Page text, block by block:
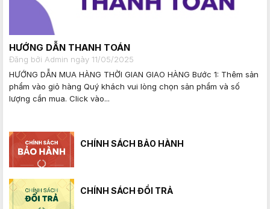
HƯỚNG DẪN THANH TOÁN
Đăng bởi Admin ngày 11/05/2025
HƯỚNG DẪN MUA HÀNG THỜI GIAN GIAO HÀNG Bước 1: Thêm sản
phẩm vào giỏ hàng Quý khách vui lòng chọn sản phẩm và số
lượng cần mua. Click vào...
CHÍNH SÁCH BẢO HÀNH
CHÍNH SÁCH ĐỔI TRẢ